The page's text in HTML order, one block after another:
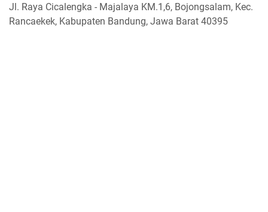
Jl. Raya Cicalengka - Majalaya KM.1,6, Bojongsalam, Kec.
Rancaekek, Kabupaten Bandung, Jawa Barat 40395